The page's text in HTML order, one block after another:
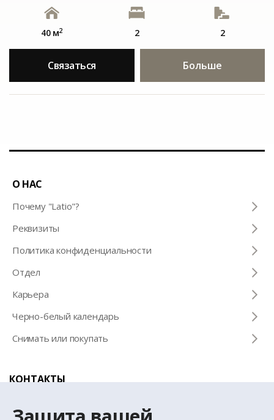
40 м2 2 2
Связаться Больше
О НАС
Почему "Latio"?
Pеквизиты
Политика конфиденциальности
Отдел
Карьера
Черно-белый календарь
Снимать или покупать
КОНТАКТЫ